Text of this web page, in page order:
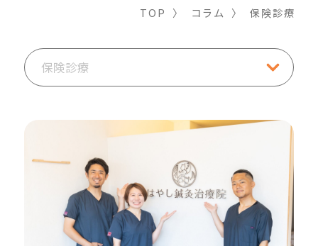
TOP 〉 コラム 〉 保険診療